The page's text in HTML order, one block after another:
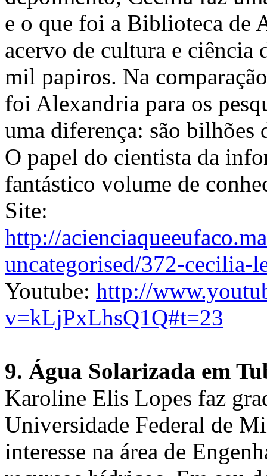
e o que foi a Biblioteca de
acervo de cultura e ciência
mil papiros. Na
foi Alexandria para os
uma diferença: são bilhões
O papel do cientista da
fantástico volume de
Site:
http://
uncategorised/372-cecilia-
Youtube: http://
v=kLjPxLhsQ1Q#t=23
9. Água Solarizada em
Karoline Elis Lopes faz
Universidade Federal de
interesse na área de